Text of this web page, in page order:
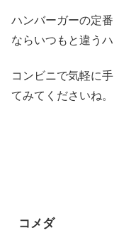
ハンバーガーの定
ならいつもと違う
コンビニで気軽に
てみてくださいね。
コメダ